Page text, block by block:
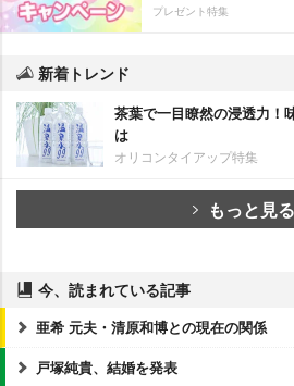
プレゼント特集
新着トレンド
茶葉で一目瞭然の浸透力！
は
オリコンタイアップ特集
もっと見る
今、読まれている記事
亜希 元夫・清原和博との現在の関係
戸塚純貴、結婚を発表